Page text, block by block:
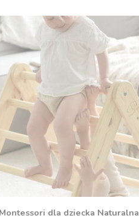
dla dziecka Naturalna